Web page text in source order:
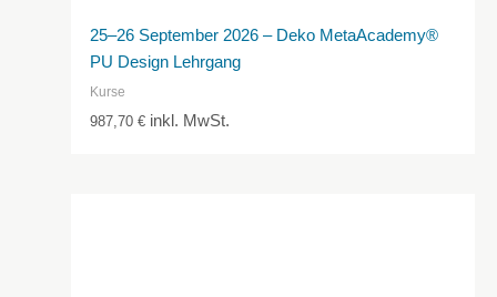
25–26 September 2026 – Deko MetaAcademy®
PU Design Lehrgang
Kurse
987,70€ inkl. MwSt.